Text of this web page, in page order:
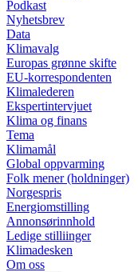
Podkast
Nyhetsbrev
Data
Klimavalg
Europas grønne skifte
EU-korrespondenten
Klimalederen
Ekspertintervjuet
Klima og finans
Tema
Klimamål
Global oppvarming
Folk mener (holdninger)
Norgespris
Energiomstilling
Annonsørinnhold
Ledige stilliinger
Klimadesken
Om oss